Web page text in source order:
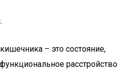
– это состояние,
расстройство